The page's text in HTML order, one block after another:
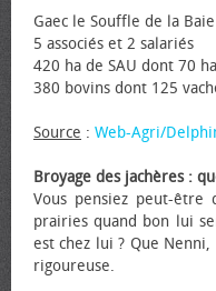
Gaec le Souffle de la
5 associés et 2 salariés
420 ha de SAU dont 70
380 bovins dont 125
Source : Web-Agri/
Broyage des jachères :
Vous pensiez peut-être
prairies quand bon lui
est chez lui ? Que
rigoureuse.